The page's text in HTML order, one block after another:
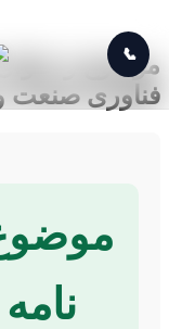
📞
موضوع و
فناوری صنعت